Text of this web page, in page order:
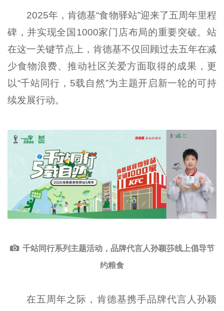
2025年，肯德基“食物驿站”迎来了五周年里程
碑，并实现全国1000家门店布局的重要突破。站
在这一关键节点上，肯德基不仅回顾过去五年在减
少食物浪费、推动社区关爱方面取得的成果，更
以“千站同行，5载自然”为主题开启新一轮的可持
续发展行动。
千站同行系列主题活动，品牌代言人孙颖莎线上倡导节
约粮食
在五周年之际，肯德基携手品牌代言人孙颖